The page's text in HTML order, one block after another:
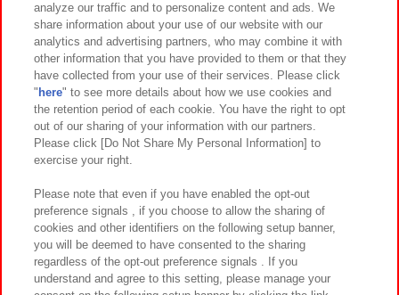
イベント・キャンペーン
関連会社 サステナビリティ サイトポリシー
プライバシーポリシー ウェブアクセシビリティ方針と検証結果
お取引先さまとともに
カスタマーハラスメント対応方針 よくあるご質問・お問い合わせ
analyze our traffic and to personalize content and ads. We
share information about your use of our website with our
analytics and advertising partners, who may combine it with
other information that you have provided to them or that they
have collected from your use of their services. Please click
" here" to see more details about how we use cookies and
the retention period of each cookie. You have the right to opt
out of our sharing of your information with our partners.
Please click [Do Not Share My Personal Information] to
exercise your right.
Please note that even if you have enabled the opt-out
preference signals , if you choose to allow the sharing of
cookies and other identifiers on the following setup banner,
you will be deemed to have consented to the sharing
regardless of the opt-out preference signals . If you
understand and agree to this setting, please manage your